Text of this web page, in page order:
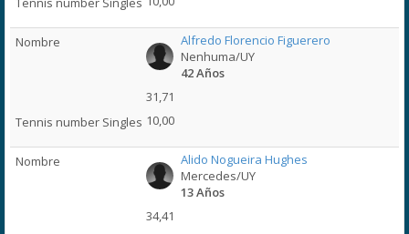
Alfredo Florencio Figuerero
Nenhuma/UY
42 Años
31,71
10,00
Alido Nogueira Hughes
Mercedes/UY
13 Años
34,41